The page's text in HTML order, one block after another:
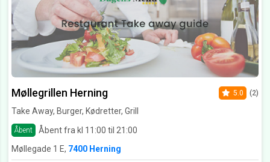
Møllegrillen Herning
Take Away, Burger, Kødretter, Grill
Åbent Åbent fra kl 11:00 til 21:00
5.0 (2)
Møllegade 1 E, 7400 Herning